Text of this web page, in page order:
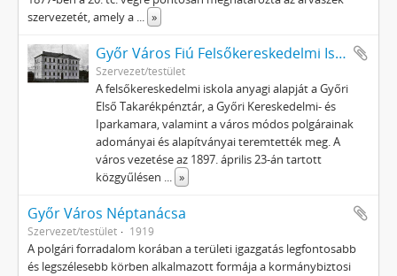
szervezetét, amely a ... »
Győr Város Fiú Felsőkereskedelmi Iskolája
Szervezet/testület
A felsőkereskedelmi iskola anyagi alapját a Győri
Első Takarékpénztár, a Győri Kereskedelmi- és
Iparkamara, valamint a város módos polgárainak
adományai és alapítványai teremtették meg. A
város vezetése az 1897. április 23-án tartott
közgyűlésen ... »
Győr Város Néptanácsa
Szervezet/testület 1919
A polgári forradalom korában a területi igazgatás legfontosabb
és legszélesebb körben alkalmazott formája a kormánybiztosi